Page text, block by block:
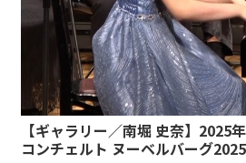
【ギャラリー／南堀 史奈】2025
コンチェルト ヌーベルバーグ